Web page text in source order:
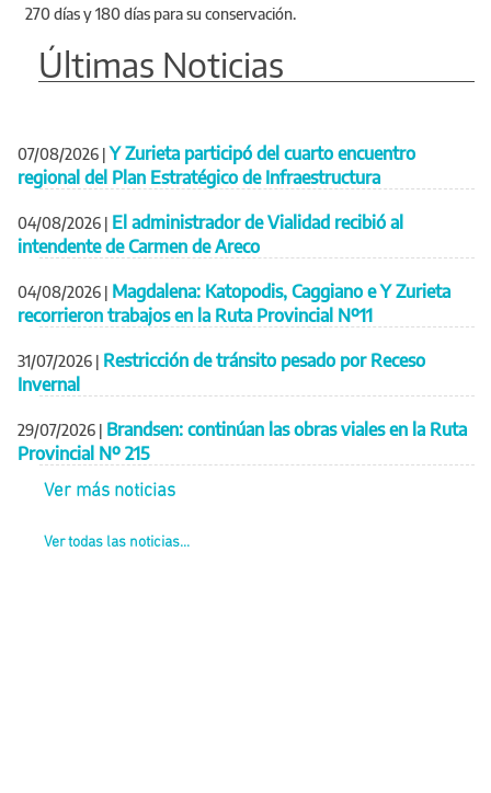
270 días y 180 días para su conservación.
Últimas Noticias
07/08/2026 | Y Zurieta participó del cuarto encuentro
regional del Plan Estratégico de Infraestructura
04/08/2026 | El administrador de Vialidad recibió al
intendente de Carmen de Areco
04/08/2026 | Magdalena: Katopodis, Caggiano e Y Zurieta
recorrieron trabajos en la Ruta Provincial Nº11
31/07/2026 | Restricción de tránsito pesado por Receso
Invernal
29/07/2026 | Brandsen: continúan las obras viales en la Ruta
Provincial Nº 215
Ver más noticias
Ver todas las noticias...